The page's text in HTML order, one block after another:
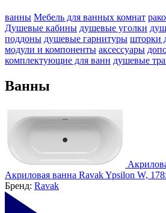
ванны Мебель для ванных комнат
Душевые кабины душевые уголки
поддоны душевые гарнитуры шторки
модули и компоненты аксессуары
комплектующие для ванн душевые
Ванны
Акриловая ванна Ravak Ypsilon W,
Бренд: Ravak